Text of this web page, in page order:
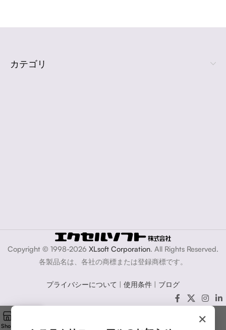
カテゴリ
Copyright © 1998-2026 XLsoft Corporation. All Rights Reserved.
各製品名は、各社の商標または登録商標です。
プライバシーについて | 使用条件 | ブログ
Shop ×